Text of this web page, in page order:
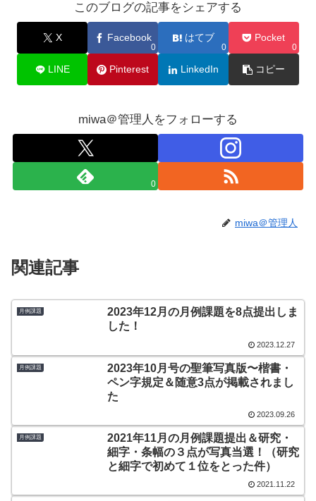
このブログの記事をシェアする
X Facebook
0
はてブ
0
Pocket
0
LINE Pinterest LinkedIn コピー
miwa＠管理人をフォローする
0
miwa＠管理人
関連記事
月例課題
2023年12月の月例課題を8点提出しま
した！
2023.12.27
月例課題
2023年10月号の聖筆写真版〜楷書・
ペン字規定＆随意3点が掲載されまし
た
2023.09.26
月例課題
2021年11月の月例課題提出＆研究・
細字・条幅の３点が写真当選！（研究
と細字で初めて１位をとった件）
2021.11.22